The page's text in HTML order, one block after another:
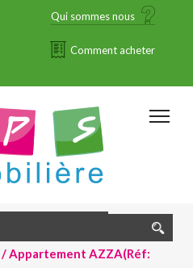
Qui sommes nous
Comment acheter
/ Appartement AZZA(Réf: